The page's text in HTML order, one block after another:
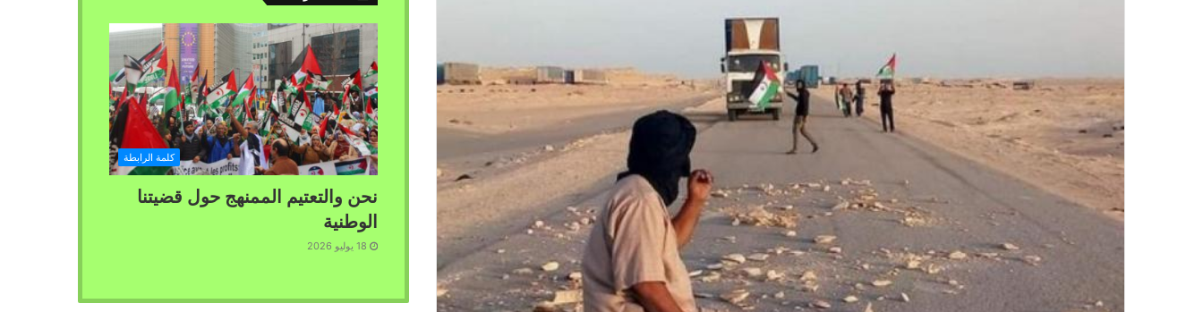
كلمة الرابطة
نحن والتعتيم الممنهج حول قضيتنا
الوطنية
18 يوليو 2026